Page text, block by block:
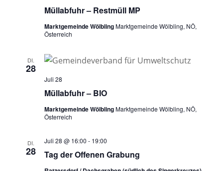
Müllabfuhr – Restmüll MP
Marktgemeinde WölblingMarktgemeinde Wölbling, NÖ,
Österreich
DI.
28
Müllabfuhr – BIO
Juli 28
Marktgemeinde WölblingMarktgemeinde Wölbling, NÖ,
Österreich
DI.
28 Tag der Offenen Grabung
Juli 28 @ 16:00 - 19:00